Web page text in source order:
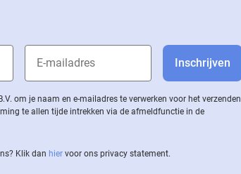
om je naam en e-mailadres te verwerken voor het verzenden
te allen tijde intrekken via de af­meld­func­tie in de
Klik dan hier voor ons privacy statement.